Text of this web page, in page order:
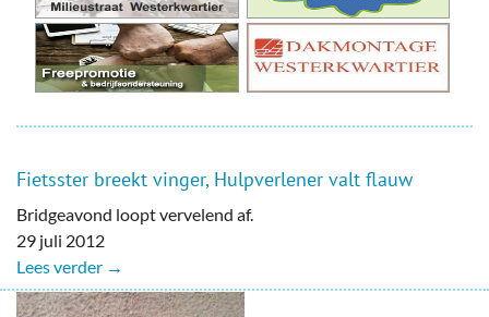
Fietsster breekt vinger, Hulpverlener valt flauw
Bridgeavond loopt vervelend af.
29 juli 2012
Lees verder →